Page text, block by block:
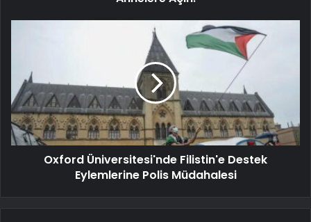
Oxford Üniversitesi'nde Filistin'e Destek
Eylemlerine Polis Müdahalesi